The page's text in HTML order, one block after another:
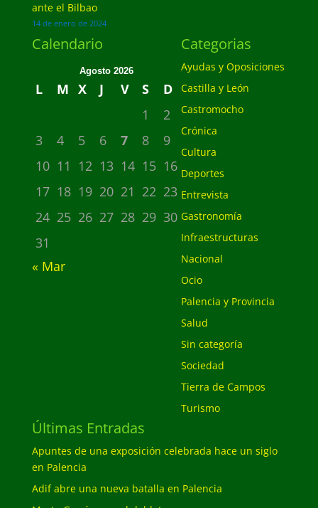
ante el Bilbao
14 de enero de 2024
Calendario
Agosto 2026
L M X J V S
D
1
2
3
4 5 6 7 8
9
10 11 12 13 14 15 16
17 18 19 20 21 22 23
24 25 26 27 28 29 30
31
« Mar
Categorias
Ayudas y Oposiciones
Castilla y León
Castromocho
Crónica
Cultura
Deportes
Entrevista
Gastronomía
Infraestructuras
Nacional
Ocio
Palencia y Provincia
Salud
Sin categoría
Sociedad
Tierra de Campos
Turismo
Últimas Entradas
Apuntes de una exposición celebrada hace un siglo
en Palencia
Adif abre una nueva batalla en Palencia